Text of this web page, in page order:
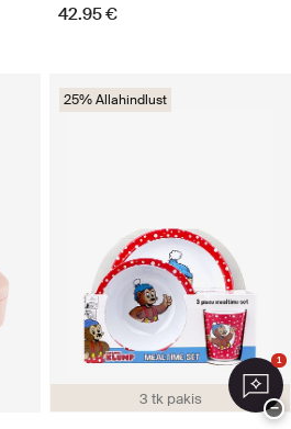
42.95 €
3 tk pakis
25% Allahindlust
1
−